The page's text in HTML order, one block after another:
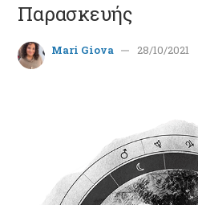
Παρασκευής
Mari Giova 28/10/2021